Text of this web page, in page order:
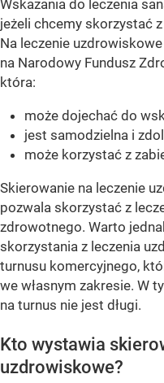
Wskazania do leczenia
jeżeli chcemy skorzystać
Na leczenie
na Narodowy Fundusz
która:
może dojechać do
jest samodzielna i
może korzystać z
Skierowanie na leczenie
pozwala skorzystać z
zdrowotnego. Warto
skorzystania z leczenia
turnusu komercyjnego,
we własnym zakresie. W
na turnus nie jest długi.
Kto wystawia
uzdrowiskowe?